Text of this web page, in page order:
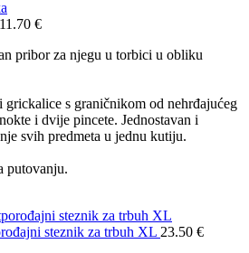
11.70 €
pribor za njegu u torbici u obliku
s graničnikom od nehrđajućeg
i dvije pincete. Jednostavan i
svih predmeta u jednu kutiju.
putovanju.
steznik za trbuh XL 23.50 €